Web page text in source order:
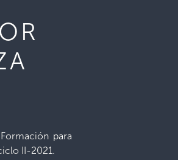
para
II-2021.